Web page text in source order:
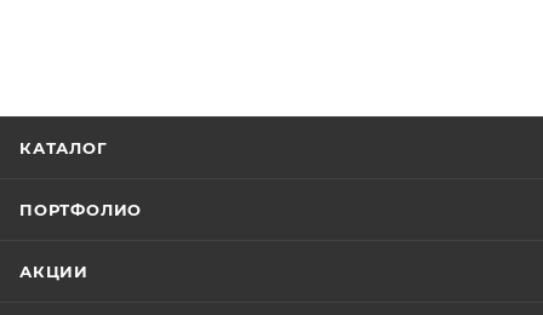
КАТАЛОГ
ПОРТФОЛИО
АКЦИИ